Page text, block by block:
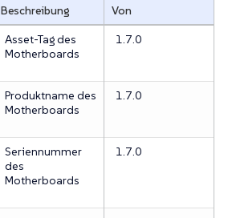
Beschreibung Von
Asset-Tag des
Motherboards
1.7.0
Produktname des
Motherboards
1.7.0
Seriennummer
des
Motherboards
1.7.0